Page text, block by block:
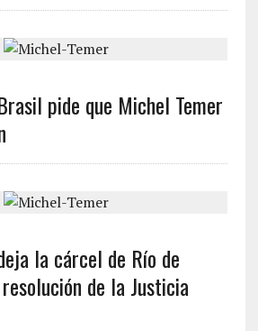
pide que Michel Temer
la cárcel de Río de
de la Justicia